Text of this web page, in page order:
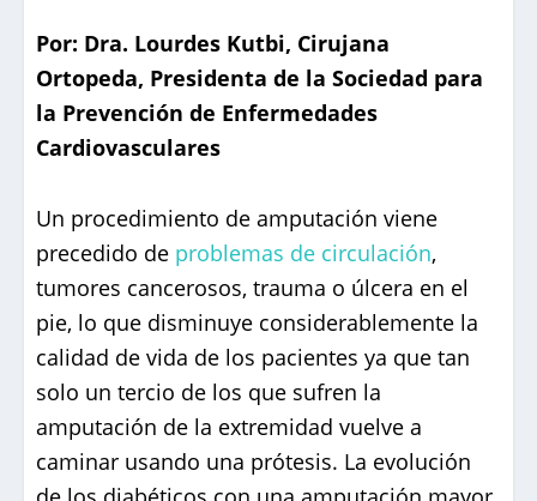
Por: Dra. Lourdes Kutbi, Cirujana
Ortopeda, Presidenta de la Sociedad para
la Prevención de Enfermedades
Cardiovasculares
Un procedimiento de amputación viene
precedido de problemas de circulación,
tumores cancerosos, trauma o úlcera en el
pie, lo que disminuye considerablemente la
calidad de vida de los pacientes ya que tan
solo un tercio de los que sufren la
amputación de la extremidad vuelve a
caminar usando una prótesis. La evolución